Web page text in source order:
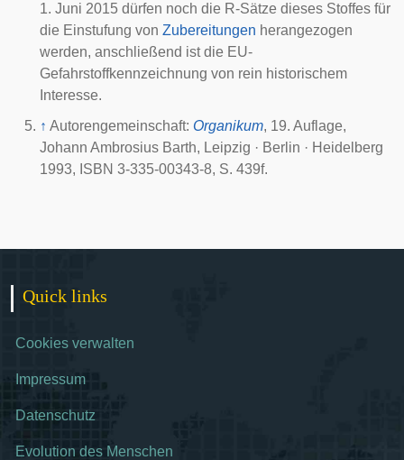
1. Juni 2015 dürfen noch die R-Sätze dieses Stoffes für
die Einstufung von Zubereitungen herangezogen
werden, anschließend ist die EU-
Gefahrstoffkennzeichnung von rein historischem
Interesse.
↑ Autorengemeinschaft: Organikum, 19. Auflage,
Johann Ambrosius Barth, Leipzig · Berlin · Heidelberg
1993, ISBN 3-335-00343-8, S. 439f.
Quick links
Cookies verwalten
Impressum
Datenschutz
Evolution des Menschen